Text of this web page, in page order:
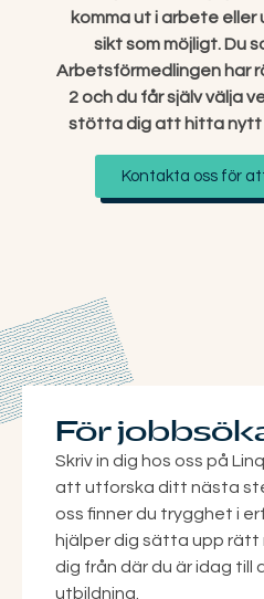
komma ut i arbete eller
sikt som möjligt. Du
Arbetsförmedlingen har
2 och du får själv välja
stötta dig att hitta nytt
Kontakta oss för
För
Skriv in dig hos oss på
att utforska ditt nästa
oss finner du trygghet i
hjälper dig sätta upp rätt
dig från där du är idag till
utbildning.